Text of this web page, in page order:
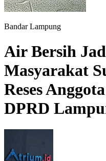
Bandar Lampung
Air Bersih
Masyarakat
Reses
DPRD